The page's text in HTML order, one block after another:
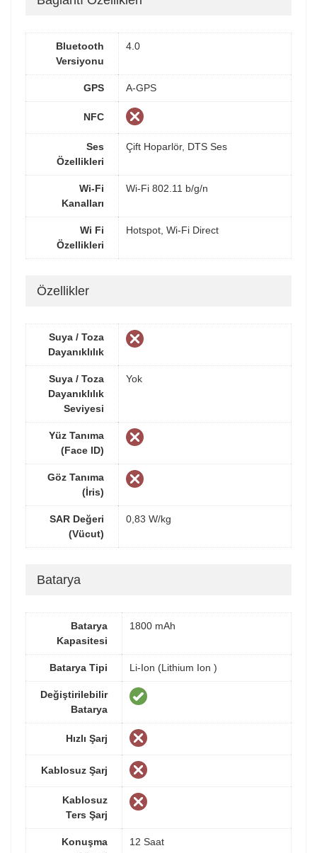
Bluetooth
Versiyonu
4.0
GPS A-GPS
NFC
Ses
Özellikleri
Çift Hoparlör, DTS Ses
Wi-Fi
Kanalları
Wi-Fi 802.11 b/g/n
Wi Fi
Özellikleri
Hotspot, Wi-Fi Direct
Özellikler
Suya / Toza
Dayanıklılık
Suya / Toza
Dayanıklılık
Seviyesi
Yok
Yüz Tanıma
(Face ID)
Göz Tanıma
(İris)
SAR Değeri
(Vücut)
0,83 W/kg
Batarya
Batarya
Kapasitesi
1800 mAh
Batarya Tipi Li-Ion (Lithium Ion )
Değiştirilebilir
Batarya
Hızlı Şarj
Kablosuz Şarj
Kablosuz
Ters Şarj
Konuşma
12 Saat